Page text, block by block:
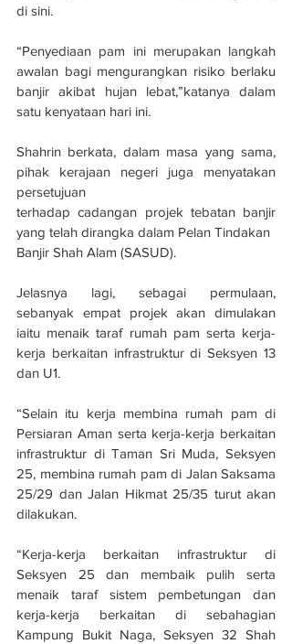
di sini.
“Penyediaan pam ini merupakan langkah
awalan bagi mengurangkan risiko berlaku
banjir akibat hujan lebat,”katanya dalam
satu kenyataan hari ini.
Shahrin berkata, dalam masa yang sama,
pihak kerajaan negeri juga menyatakan
persetujuan
terhadap cadangan projek tebatan banjir
yang telah dirangka dalam Pelan Tindakan
Banjir Shah Alam (SASUD).
Jelasnya lagi, sebagai permulaan,
sebanyak empat projek akan dimulakan
iaitu menaik taraf rumah pam serta kerja-
kerja berkaitan infrastruktur di Seksyen 13
dan U1.
“Selain itu kerja membina rumah pam di
Persiaran Aman serta kerja-kerja berkaitan
infrastruktur di Taman Sri Muda, Seksyen
25, membina rumah pam di Jalan Saksama
25/29 dan Jalan Hikmat 25/35 turut akan
dilakukan.
“Kerja-kerja berkaitan infrastruktur di
Seksyen 25 dan membaik pulih serta
menaik taraf sistem pembetungan dan
kerja-kerja berkaitan di sebahagian
Kampung Bukit Naga, Seksyen 32 Shah